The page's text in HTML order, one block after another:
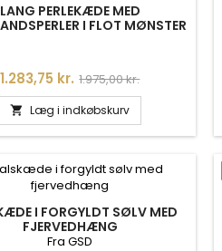
LANG PERLEKÆDE MED
I FLOT MØNSTER
Pris
1.283,75 kr. Normalpris
1.975,00 kr.
 Læg i indkøbskurv
I FORGYLDT SØLV MED
FJERVEDHÆNG
Fra GSD